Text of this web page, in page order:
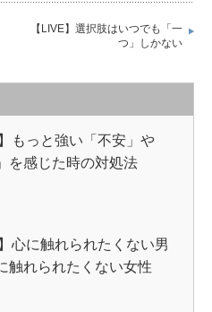
【LIVE】選択肢はいつでも「一
つ」しかない
もっと強い「不安」や
を感じた時の対処法
心に触れられたくない男
触れられたくない女性